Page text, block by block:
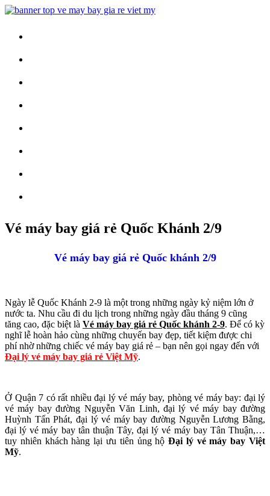
Vé máy bay giá rẻ Quốc Khánh 2/9
Vé máy bay giá rẻ Quốc khánh 2/9
Ngày lễ Quốc Khánh 2-9 là một trong những ngày kỷ niệm lớn ở
nước ta. Nhu cầu đi du lịch trong những ngày đầu tháng 9 cũng
tăng cao, đặc biệt là Vé máy bay giá rẻ Quốc khánh 2-9. Để có kỳ
nghĩ lễ hoàn hảo cùng những chuyến bay đẹp, tiết kiệm được chi
phí nhờ những chiếc vé máy bay giá rẻ – bạn nên gọi ngay đến với
Đại lý vé máy bay giá rẻ Việt Mỹ.
Ở Quận 7 có rất nhiều đại lý vé máy bay, phòng vé máy bay: đại lý
vé máy bay đường Nguyễn Văn Linh, đại lý vé máy bay đường
Huỳnh Tấn Phát, đại lý vé máy bay đường Nguyễn Lương Bằng,
đại lý vé máy bay tân thuận Tây, đại lý vé máy bay Tân Thuận,…
tuy nhiên khách hàng lại ưu tiên ủng hộĐại lý vé máy bay Việt
Mỹ.